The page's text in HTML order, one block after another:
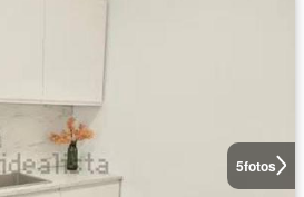
5fotos